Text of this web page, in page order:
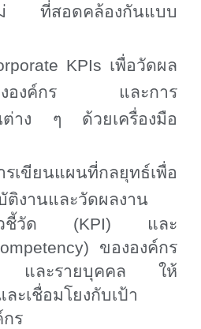
ม่ ที่สอดคล้องกันแบบ
KPIs เพื่อวัดผล
ององค์กร และการ
ต่าง ๆ ด้วยเครื่องมือ
รเขียนแผนที่กลยุทธ์เพื่อ
งานและวัดผลงาน
วชี้วัด (KPI) และ
ขององค์กร
และรายบุคคล ให้
ะเชื่อมโยงกับเป้า
ร